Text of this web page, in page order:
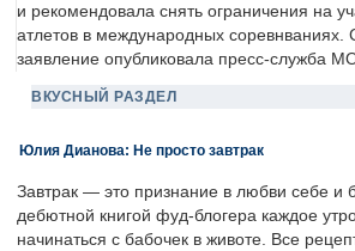
и рекомендовала снять ограничения на
атлетов в международных соревнваниях.
заявление опубликовала пресс-служба
ВКУСНЫЙ РАЗДЕЛ
Юлия Дианова: Не просто завтрак
Завтрак — это признание в любви себе и
дебютной книгой фуд-блогера каждое
начинаться с бабочек в животе. Все